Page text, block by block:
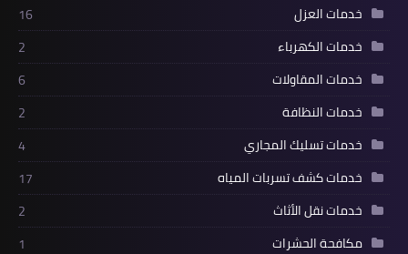
خدمات العزل
16
خدمات الكهرباء
خدمات المقاولات
خدمات النظافة
خدمات تسليك المجاري
خدمات كشف تسربات المياه
17
خدمات نقل الأثاث
مكافحة الحشرات